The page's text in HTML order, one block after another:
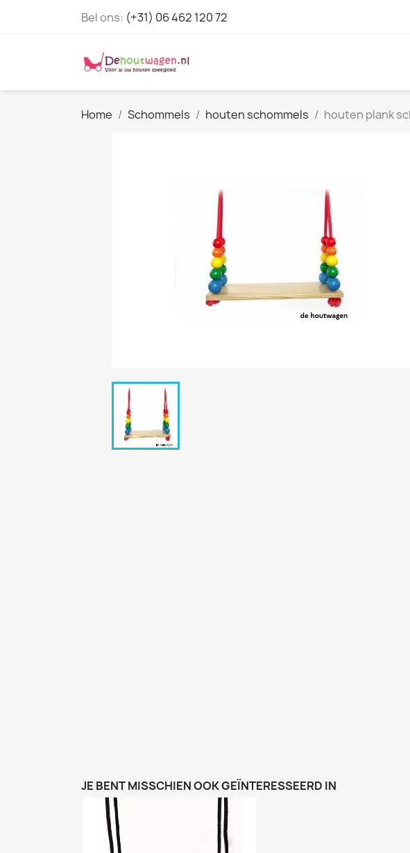
Bel ons: (+31) 06 462 120 72
Home Schommels houten schommels houten plank
JE BENT MISSCHIEN OOK GEÏNTERESSEERD IN